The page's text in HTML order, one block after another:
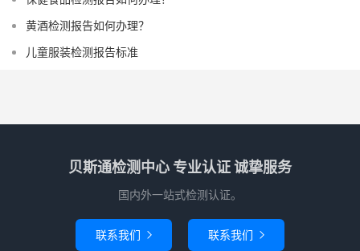
黄酒检测报告如何办理？
儿童服装检测报告标准
贝斯通检测中心 专业认证 诚挚服务
国内外一站式检测认证。
联系我们  联系我们 